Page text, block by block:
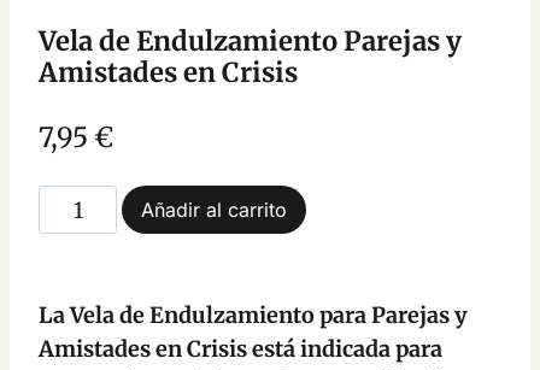
Vela de Endulzamiento Parejas y
Amistades en Crisis
7,95 €
La Vela de Endulzamiento para Parejas y
Amistades en Crisis está indicada para
Vela
de
Parejas
y
Añadir al carrito